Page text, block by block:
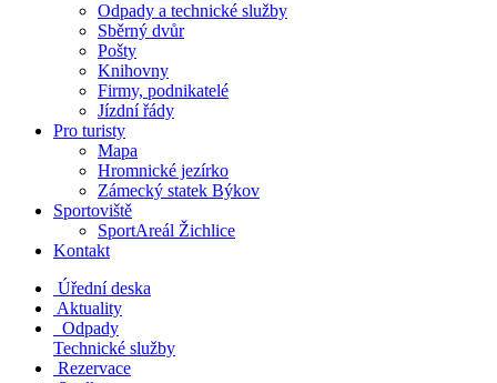
Odpady a technické služby
Sběrný dvůr
Pošty
Knihovny
Firmy, podnikatelé
Jízdní řády
Pro turisty
Mapa
Hromnické jezírko
Zámecký statek Býkov
Sportoviště
SportAreál Žichlice
Kontakt
Úřední deska
Aktuality
Odpady
Technické služby
Rezervace